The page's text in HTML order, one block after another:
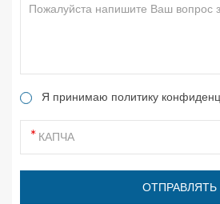
Я принимаю политику